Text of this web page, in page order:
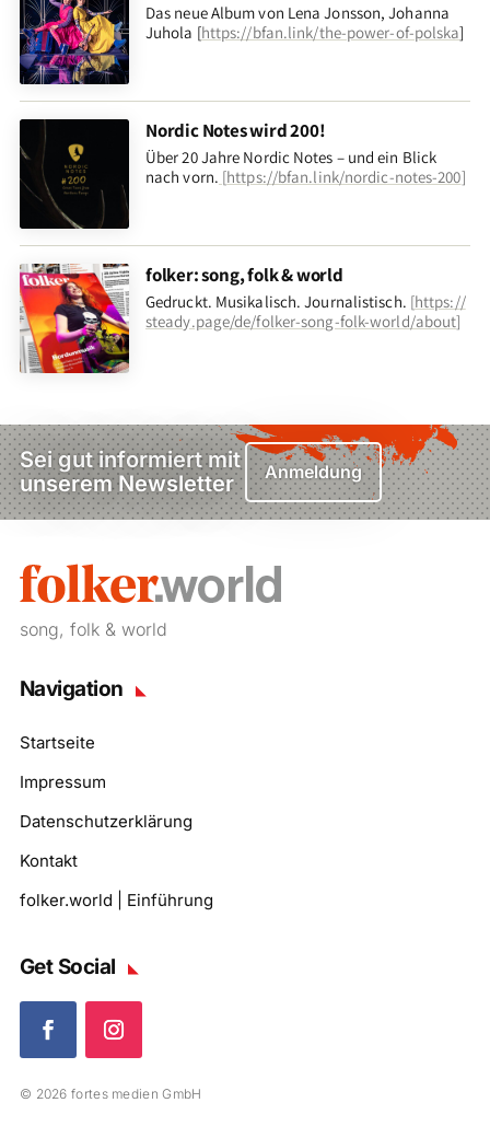
Das neue Album von Lena Jonsson, Johanna
Juhola [https://bfan.link/the-power-of-polska]
Nordic Notes wird 200!
Über 20 Jahre Nordic Notes – und ein Blick
nach vorn. [https://bfan.link/nordic-notes-200]
folker: song, folk & world
Gedruckt. Musikalisch. Journalistisch. [https://
steady.page/de/folker-song-folk-world/about]
Sei gut informiert mit
unserem Newsletter
Anmeldung
song, folk & world
Navigation
Startseite
Impressum
Datenschutzerklärung
Kontakt
folker.world | Einführung
Get Social
© 2026 fortes medien GmbH